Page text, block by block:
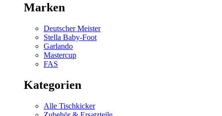
Marken
Deutscher Meister
Stella Baby-Foot
Garlando
Mastercup
FAS
Kategorien
Alle Tischkicker